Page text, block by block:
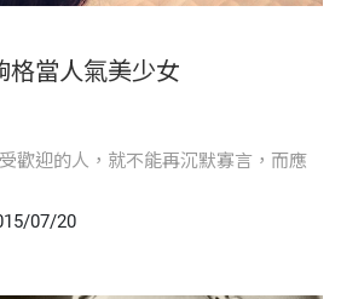
格當人氣美少女
歡迎的人，就不能再沉默寡言，而應
07/20